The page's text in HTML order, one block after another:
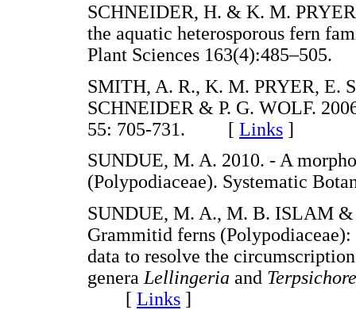
SCHNEIDER, H. & K. M.
the aquatic heterosporous fern
Plant Sciences
SMITH, A. R., K. M. PRYER, E.
SCHNEIDER & P. G. WOLF.
55: 705-731. [ Links ]
SUNDUE, M. A. 2010. - A
(Polypodiaceae). Systematic
SUNDUE, M. A., M. B. ISLAM &
Grammitid ferns
data to resolve the
genera Lellingeria and Terpsichore
[ Links ]